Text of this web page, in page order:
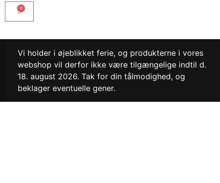
0
Vi holder i øjeblikket ferie, og produkterne i vores
webshop vil derfor ikke være tilgængelige indtil d.
18. august 2026. Tak for din tålmodighed, og
beklager eventuelle gener.